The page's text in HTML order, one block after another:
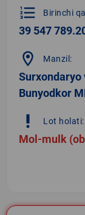
format_list_numbered Birinchi
39 547
location_on Manzil:
Bunyodkor
priority_high Lot holati:
Mol-mulk